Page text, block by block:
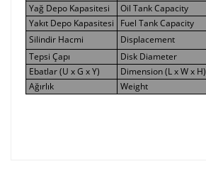
Yağ Depo Kapasitesi
Oil Tank Capacity
Yakıt Depo Kapasitesi
Fuel Tank Capacity
Silindir Hacmi
Displacement
Tepsi Çapı
Disk Diameter
Ebatlar (U x G x Y)
Dimension (L x W x H)
Ağırlık
Weight